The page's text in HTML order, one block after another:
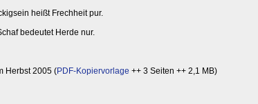
heißt Frechheit pur.
bedeutet Herde nur.
Herbst 2005 (PDF-Kopiervorlage ++ 3 Seiten ++ 2,1 MB)